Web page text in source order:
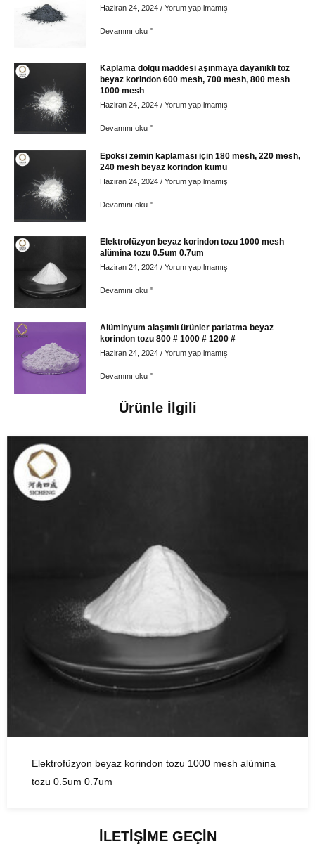
Haziran 24, 2024 Yorum yapılmamış
Devamını oku "
Kaplama dolgu maddesi aşınmaya dayanıklı toz
beyaz korindon 600 mesh, 700 mesh, 800 mesh
1000 mesh
Haziran 24, 2024 Yorum yapılmamış
Devamını oku "
Epoksi zemin kaplaması için 180 mesh, 220 mesh,
240 mesh beyaz korindon kumu
Haziran 24, 2024 Yorum yapılmamış
Devamını oku "
Elektrofüzyon beyaz korindon tozu 1000 mesh
alümina tozu 0.5um 0.7um
Haziran 24, 2024 Yorum yapılmamış
Devamını oku "
Alüminyum alaşımlı ürünler parlatma beyaz
korindon tozu 800 # 1000 # 1200 #
Haziran 24, 2024 Yorum yapılmamış
Devamını oku "
Ürünle İlgili
Elektrofüzyon beyaz korindon tozu 1000 mesh alümina
tozu 0.5um 0.7um
ILETIŞIME GEÇIN